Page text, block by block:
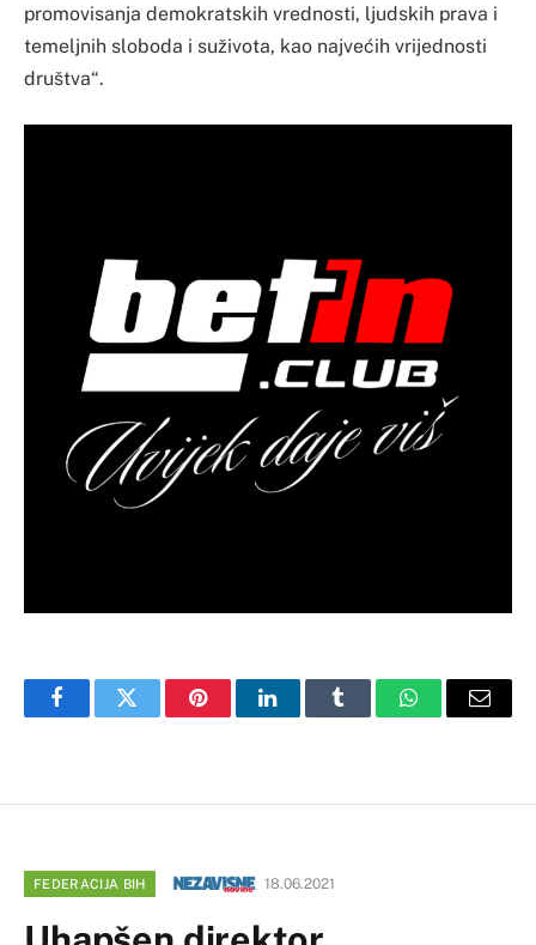
promovisanja demokratskih vrednosti, ljudskih prava i
temeljnih sloboda i suživota, kao najvećih vrijednosti
društva“.
FacebookTwitter PinterestLinkedInTumblr WhatsAppEmail
FEDERACIJA BIH 18.06.2021